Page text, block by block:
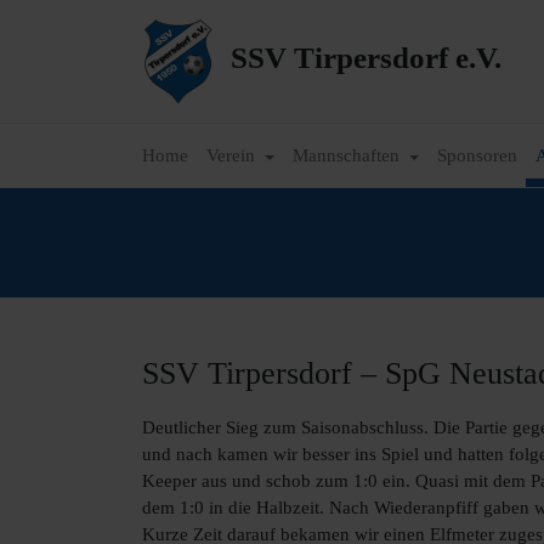
SSV Tirpersdorf e.V.
Home Verein Mannschaften Sponsoren
SSV Tirpersdorf – SpG
Deutlicher Sieg zum Saisonabschluss. Die Partie
und nach kamen wir besser ins Spiel und hatten
Keeper aus und schob zum 1:0 ein. Quasi mit dem
dem 1:0 in die Halbzeit. Nach Wiederanpfiff gaben
Kurze Zeit darauf bekamen wir einen Elfmeter